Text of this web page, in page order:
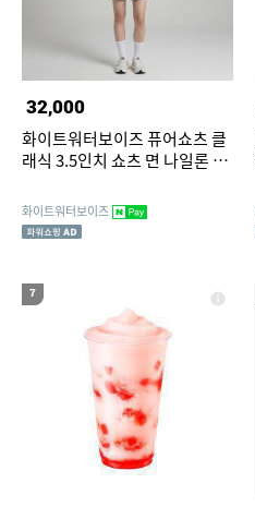
32,000
화이트워터보이즈 퓨어쇼츠 클
래식 3.5인치 쇼츠 면 나일론 여
화이트워터보이즈
7